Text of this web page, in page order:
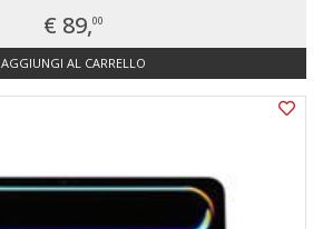
€ 89,00
AGGIUNGI AL CARRELLO